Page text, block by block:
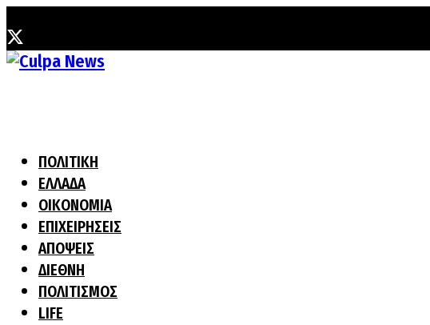
ΠΟΛΙΤΙΚΗ
ΕΛΛΑΔΑ
ΟΙΚΟΝΟΜΙΑ
ΕΠΙΧΕΙΡΗΣΕΙΣ
ΑΠΟΨΕΙΣ
ΔΙΕΘΝΗ
ΠΟΛΙΤΙΣΜΟΣ
LIFE